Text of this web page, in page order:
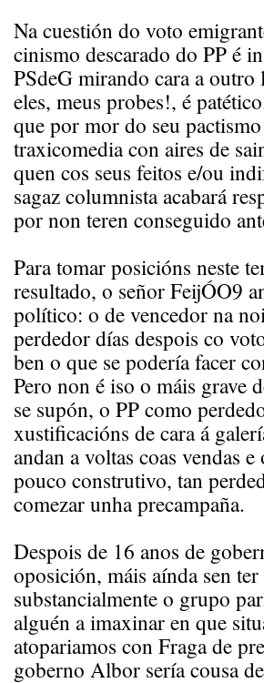
Na cuestión do voto
cinismo descarado do PP é
PSdeG mirando cara a
eles, meus probes!, é
que por mor do seu
traxicomedia con aires de
quen cos seus feitos e/ou
sagaz columnista acabará
por non teren conseguido
Para tomar posicións neste
resultado, o señor FeijÓO9
político: o de vencedor na
perdedor días despois co
ben o que se podería facer
Pero non é iso o máis grave
se supón, o PP como
xustificacións de cara á
andan a voltas coas vendas
pouco construtivo, tan
comezar unha precampaña.
Despois de 16 anos de
oposición, máis aínda sen
substancialmente o grupo
alguén a imaxinar en que
atopariamos con Fraga de
goberno Albor sería cousa